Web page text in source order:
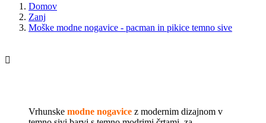
Domov
Zanj
Moške modne nogavice - pacman in pikice temno sive

Vrhunske modne nogavice z modernim dizajnom v